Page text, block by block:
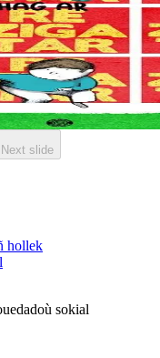
ket ar skol dezhañ... ...
ar pezh ne blij ket da
Next slide
hollek
sokial